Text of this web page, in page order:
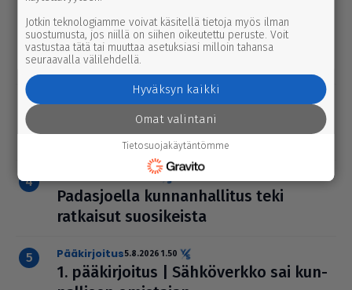
3-tiellä Ikaa­lis­ten suunnalla – syys­
kuussa uutta pintaa Kui­vas­jär­ven
suunnalle
Tänään
Arto Papusen valokuvat vuoden 2026
Karvia-Päiviltä
Padas­jo­ella kun­nan­hal­li­tus teki
ratkaisut suo­si­keista
pääkirjoitus5.8.2026 1.50
1. pää­kir­joi­tus | Säh­kö­verkko sai kun­
Jotkin teknologiamme voivat käsitellä tietoja myös ilman
suostumusta, jos niillä on siihen oikeutettu peruste. Voit
vastustaa tätä tai muuttaa asetuksiasi milloin tahansa
seuraavalla välilehdellä.
Hyväksyn kaikki
Omat valintani
Tietosuojakäytäntömme